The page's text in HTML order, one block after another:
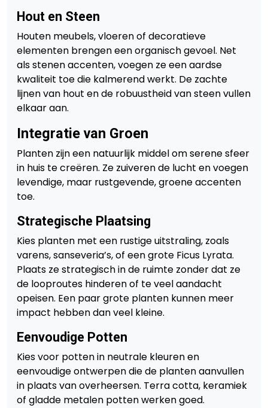
Hout en Steen
Houten meubels, vloeren of decoratieve
elementen brengen een organisch gevoel. Net
als stenen accenten, voegen ze een aardse
kwaliteit toe die kalmerend werkt. De zachte
lijnen van hout en de robuustheid van steen vullen
elkaar aan.
Integratie van Groen
Planten zijn een natuurlijk middel om serene sfeer
in huis te creëren. Ze zuiveren de lucht en voegen
levendige, maar rustgevende, groene accenten
toe.
Strategische Plaatsing
Kies planten met een rustige uitstraling, zoals
varens, sanseveria’s, of een grote Ficus Lyrata.
Plaats ze strategisch in de ruimte zonder dat ze
de looproutes hinderen of te veel aandacht
opeisen. Een paar grote planten kunnen meer
impact hebben dan veel kleine.
Eenvoudige Potten
Kies voor potten in neutrale kleuren en
eenvoudige ontwerpen die de planten aanvullen
in plaats van overheersen. Terra cotta, keramiek
of gladde metalen potten werken goed.